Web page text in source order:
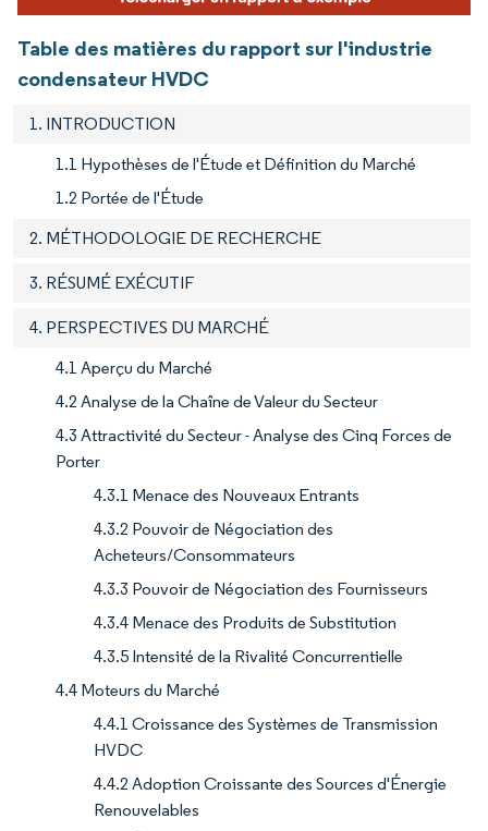
Table des matières du rapport sur l'industrie
condensateur HVDC
1. INTRODUCTION
1.1 Hypothèses de l'Étude et Définition du Marché
1.2 Portée de l'Étude
2. MÉTHODOLOGIE DE RECHERCHE
3. RÉSUMÉ EXÉCUTIF
4. PERSPECTIVES DU MARCHÉ
4.1 Aperçu du Marché
4.2 Analyse de la Chaîne de Valeur du Secteur
4.3 Attractivité du Secteur - Analyse des Cinq Forces de
Porter
4.3.1 Menace des Nouveaux Entrants
4.3.2 Pouvoir de Négociation des
Acheteurs/Consommateurs
4.3.3 Pouvoir de Négociation des Fournisseurs
4.3.4 Menace des Produits de Substitution
4.3.5 Intensité de la Rivalité Concurrentielle
4.4 Moteurs du Marché
4.4.1 Croissance des Systèmes de Transmission
HVDC
4.4.2 Adoption Croissante des Sources d'Énergie
Renouvelables